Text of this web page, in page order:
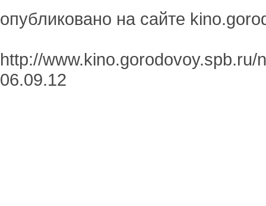
опубликовано на сайте
http://www.kino.gorodovoy.spb.ru/
06.09.12